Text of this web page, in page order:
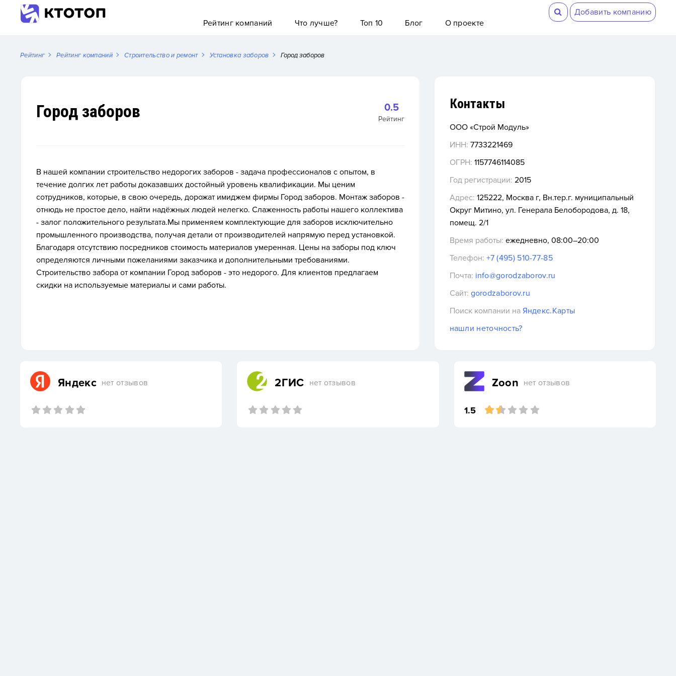
Добавить компанию
Рейтинг компаний
Что лучше? Топ 10 Блог О проекте
Рейтинг Рейтинг компаний Строительство и ремонт Установка заборов Город заборов
Город заборов 0.5
Рейтинг
В нашей компании строительство недорогих заборов - задача профессионалов с опытом, в
течение долгих лет работы доказавших достойный уровень квалификации. Мы ценим
сотрудников, которые, в свою очередь, дорожат имиджем фирмы Город заборов. Монтаж заборов -
отнюдь не простое дело, найти надёжных людей нелегко. Слаженность работы нашего коллектива
- залог положительного результата.Мы применяем комплектующие для заборов исключительно
промышленного производства, получая детали от производителей напрямую перед установкой.
Благодаря отсутствию посредников стоимость материалов умеренная. Цены на заборы под ключ
определяются личными пожеланиями заказчика и дополнительными требованиями.
Строительство забора от компании Город заборов - это недорого. Для клиентов предлагаем
скидки на используемые материалы и сами работы.
Контакты
ООО «Строй Модуль»
ИНН: 7733221469
ОГРН: 1157746114085
Год регистрации: 2015
Адрес: 125222, Москва г, Вн.тер.г. муниципальный
Округ Митино, ул. Генерала Белобородова, д. 18,
помещ. 2/1
Время работы: ежедневно, 08:00–20:00
Телефон: +7 (495) 510-77-85
Почта: info@gorodzaborov.ru
Сайт: gorodzaborov.ru
Поиск компании на Яндекс.Карты
нашли неточность?
Яндекс нет отзывов 2ГИС нет отзывов Zoon нет отзывов
1.5